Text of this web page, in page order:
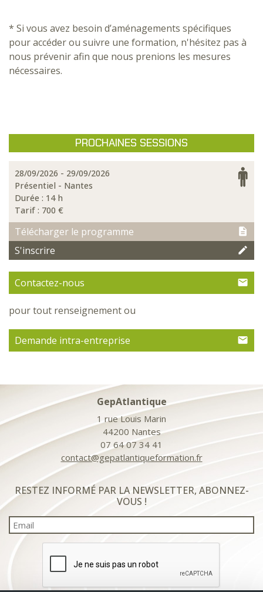
* Si vous avez besoin d’aménagements spécifiques
pour accéder ou suivre une formation, n'hésitez pas à
nous prévenir afin que nous prenions les mesures
nécessaires.
PROCHAINES SESSIONS
28/09/2026 - 29/09/2026
Présentiel - Nantes
Durée : 14 h
Tarif : 700 €
Télécharger le programme
S'inscrire
Contactez-nous
pour tout renseignement ou
Demande intra-entreprise
GepAtlantique
1 rue Louis Marin
44200 Nantes
07 64 07 34 41
contact@gepatlantiqueformation.fr
RESTEZ INFORMÉ PAR LA NEWSLETTER, ABONNEZ-
VOUS !